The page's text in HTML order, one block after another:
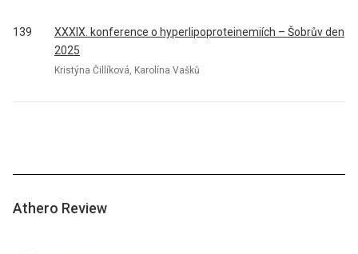
139
XXXIX. konference o hyperlipoproteinemiích – Šobrův den
2025
Kristýna Čillíková, Karolína Vašků
Athero Review